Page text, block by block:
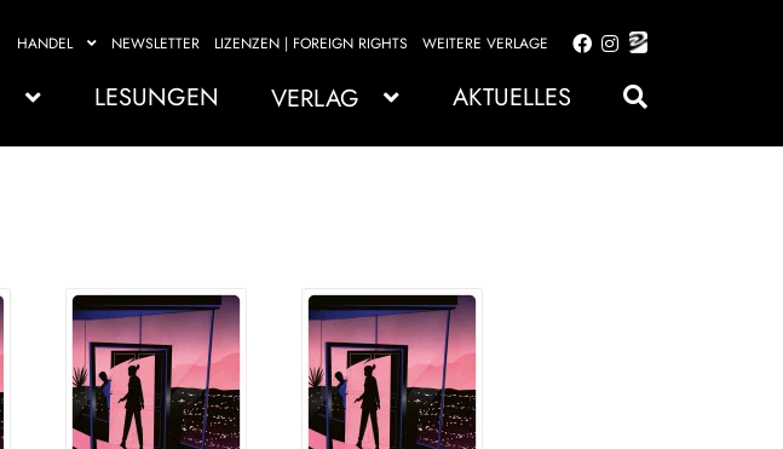
HANDEL NEWSLETTER LIZENZEN | FOREIGN RIGHTS WEITERE VERLAGE
Zur
springen
Zum
springen
LESUNGEN VERLAG AKTUELLES